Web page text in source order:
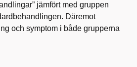
jämfört med gruppen
Däremot
och symptom i både grupperna